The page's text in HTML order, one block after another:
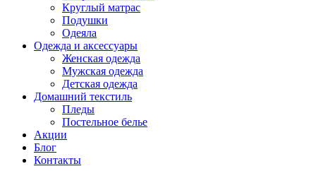
Круглый матрас
Подушки
Одеяла
Одежда и аксессуары
Женская одежда
Мужская одежда
Детская одежда
Домашний текстиль
Пледы
Постельное белье
Акции
Блог
Контакты